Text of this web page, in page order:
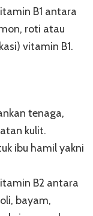
B1 antara
roti atau
vitamin B1.
tenaga,
kulit.
ibu hamil yakni
B2 antara
bayam,